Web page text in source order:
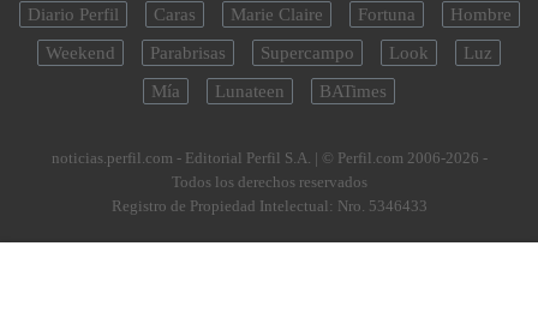
Diario Perfil Caras Marie Claire Fortuna
Hombre
Weekend
Parabrisas Supercampo Look
Luz
Mía
Lunateen BATimes
noticias.perfil.com - Editorial Perfil S.A. | © Perfil.com 2006-2026 -
Todos los derechos reservados
Registro de Propiedad Intelectual: Nro. 5346433